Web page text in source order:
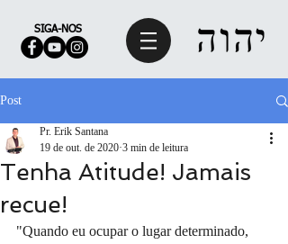
SIGA-NOS
Post
Tenha Atitude! Jamais
recue!
Pr. Erik Santana
19 de out. de 2020 3 min de leitura
"Quando eu ocupar o lugar determinado,